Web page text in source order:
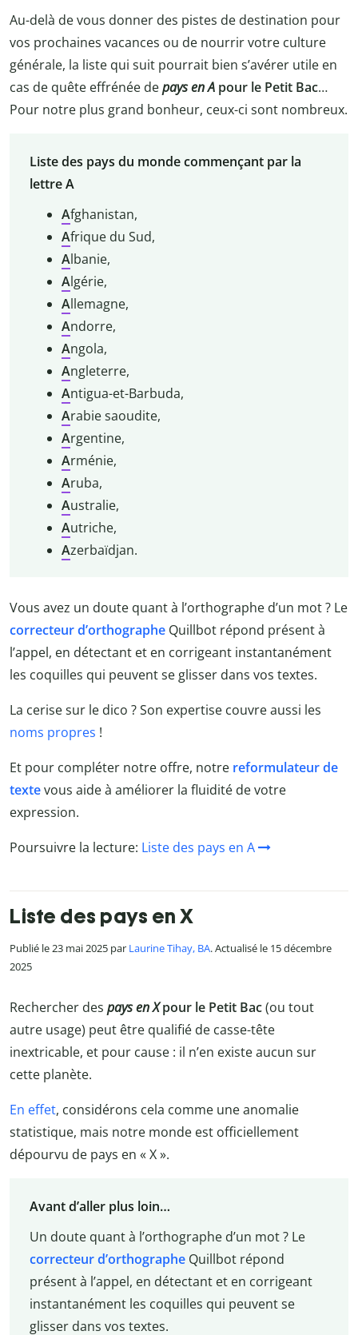
Au-delà de vous donner des pistes de destination pour
vos prochaines vacances ou de nourrir votre culture
générale, la liste qui suit pourrait bien s’avérer utile en
cas de quête effrénée depays en A pour le Petit Bac…
Pour notre plus grand bonheur, ceux-ci sont nombreux.
Liste des pays du monde commençant par la
lettre A
Afghanistan,
Afrique du Sud,
Albanie,
Algérie,
Allemagne,
Andorre,
Angola,
Angleterre,
Antigua-et-Barbuda,
Arabie saoudite,
Argentine,
Arménie,
Aruba,
Australie,
Autriche,
Azerbaïdjan.
Vous avez un doute quant à l’orthographe d’un mot ? Le
correcteur d’orthographe Quillbot répond présent à
l’appel, en détectant et en corrigeant instantanément
les coquilles qui peuvent se glisser dans vos textes.
La cerise sur le dico ? Son expertise couvre aussi les
noms propres !
Et pour compléter notre offre, notre reformulateur de
textevous aide à améliorer la fluidité de votre
expression.
Poursuivre la lecture: Liste des pays en A
Liste des pays en X
Publié le 23 mai 2025 par Laurine Tihay, BA. Actualisé le 15 décembre
2025
Rechercher des pays en Xpour le Petit Bac(ou tout
autre usage) peut être qualifié de casse-tête
inextricable, et pour cause : il n’en existe aucun sur
cette planète.
En effet, considérons cela comme une anomalie
statistique, mais notre monde est officiellement
dépourvu de pays en « X ».
Avant d’aller plus loin…
Un doute quant à l’orthographe d’un mot ? Le
correcteur d’orthographeQuillbot répond
présent à l’appel, en détectant et en corrigeant
instantanément les coquilles qui peuvent se
glisser dans vos textes.